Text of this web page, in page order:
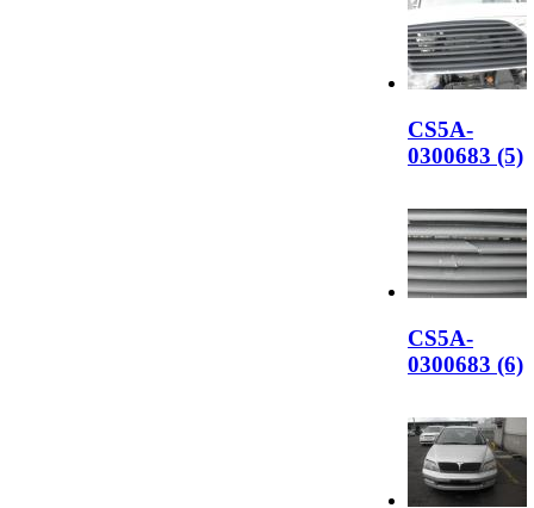
CS5A-
0300683 (5)
CS5A-
0300683 (6)